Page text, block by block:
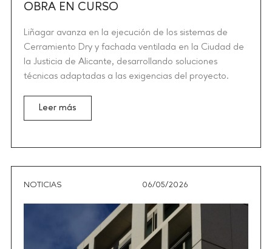
OBRA EN CURSO
Liñagar avanza en la ejecución de los sistemas de
Cerramiento Dry y fachada ventilada en la Ciudad de
la Justicia de Alicante, desarrollando soluciones
técnicas adaptadas a las exigencias del proyecto.
Leer más
NOTICIAS 06/05/2026